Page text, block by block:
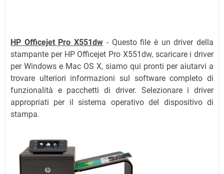
HP Officejet Pro X551dw - Questo file è un driver della
stampante per HP Officejet Pro X551dw, scaricare i driver
per Windows e Mac OS X, siamo qui pronti per aiutarvi a
trovare ulteriori informazioni sul software completo di
funzionalità e pacchetti di driver. Selezionare i driver
appropriati per il sistema operativo del dispositivo di
stampa.